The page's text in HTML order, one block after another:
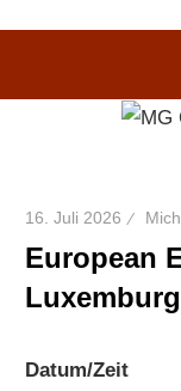
16. Juli 2026
European
Luxemburg
Datum/Zeit